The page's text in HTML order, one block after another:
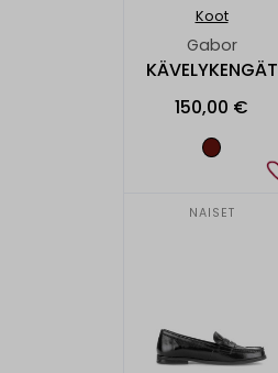
Koot
Gabor
KÄVELYKENGÄT
150,00 €
NAISET